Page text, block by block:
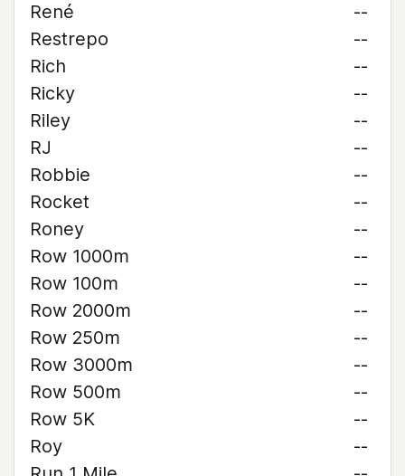
René
--
Restrepo
--
Rich
--
Ricky
--
Riley
--
RJ
--
Robbie
--
Rocket
--
Roney
--
Row 1000m
--
Row 100m
--
Row 2000m
--
Row 250m
--
Row 3000m
--
Row 500m
--
Row 5K
--
Roy
--